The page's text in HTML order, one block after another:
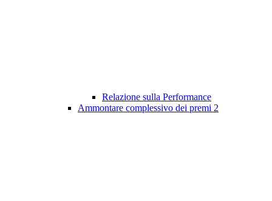
Relazione sulla Performance
Ammontare complessivo dei premi 2